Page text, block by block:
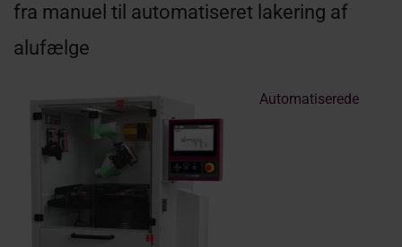
fra manuel til automatiseret lakering af
alufælge
Automatiserede